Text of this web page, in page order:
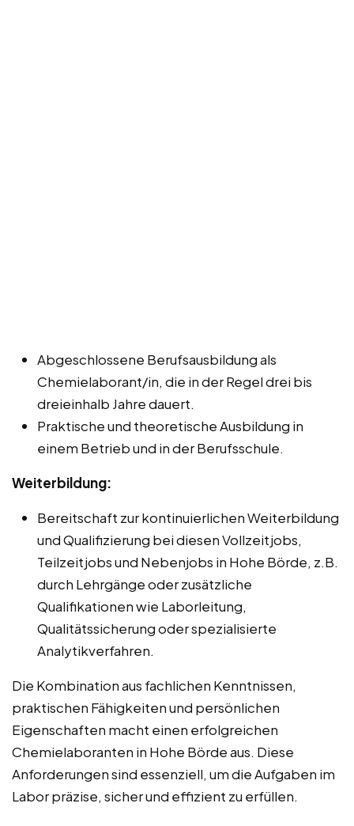
Abgeschlossene Berufsausbildung als
Chemielaborant/in, die in der Regel drei bis
dreieinhalb Jahre dauert.
Praktische und theoretische Ausbildung in
einem Betrieb und in der Berufsschule.
Weiterbildung:
Bereitschaft zur kontinuierlichen Weiterbildung
und Qualifizierung bei diesen Vollzeitjobs,
Teilzeitjobs und Nebenjobs in Hohe Börde, z.B.
durch Lehrgänge oder zusätzliche
Qualifikationen wie Laborleitung,
Qualitätssicherung oder spezialisierte
Analytikverfahren.
Die Kombination aus fachlichen Kenntnissen,
praktischen Fähigkeiten und persönlichen
Eigenschaften macht einen erfolgreichen
Chemielaboranten in Hohe Börde aus. Diese
Anforderungen sind essenziell, um die Aufgaben im
Labor präzise, sicher und effizient zu erfüllen.